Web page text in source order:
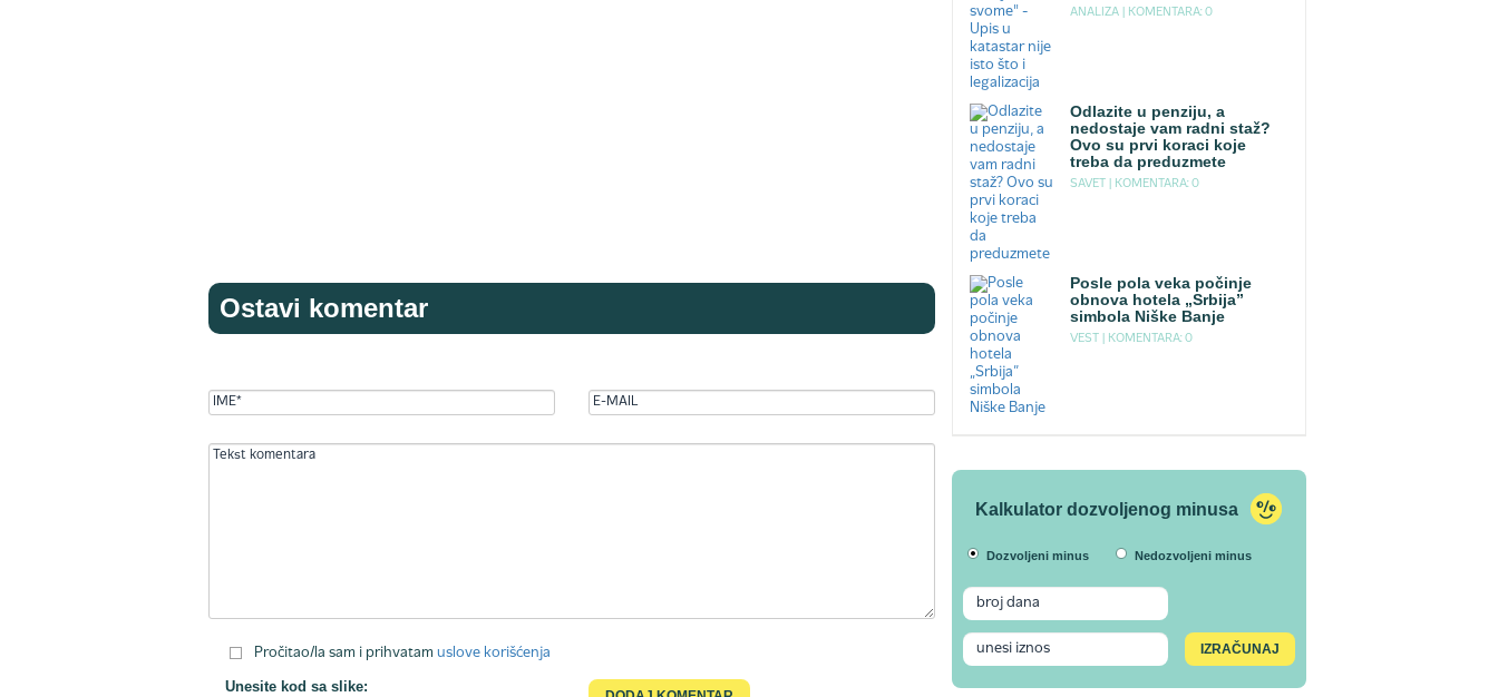
Ostavi komentar
Pročitao/la sam i prihvatam uslove korišćenja
Unesite kod sa slike:
ANALIZA | KOMENTARA: 0
Odlazite u penziju, a
nedostaje vam radni staž?
Ovo su prvi koraci koje
treba da preduzmete
SAVET | KOMENTARA: 0
Posle pola veka počinje
obnova hotela „Srbija”
simbola Niške Banje
VEST | KOMENTARA: 0
Kalkulator dozvoljenog minusa
Dozvoljeni minus Nedozvoljeni minus